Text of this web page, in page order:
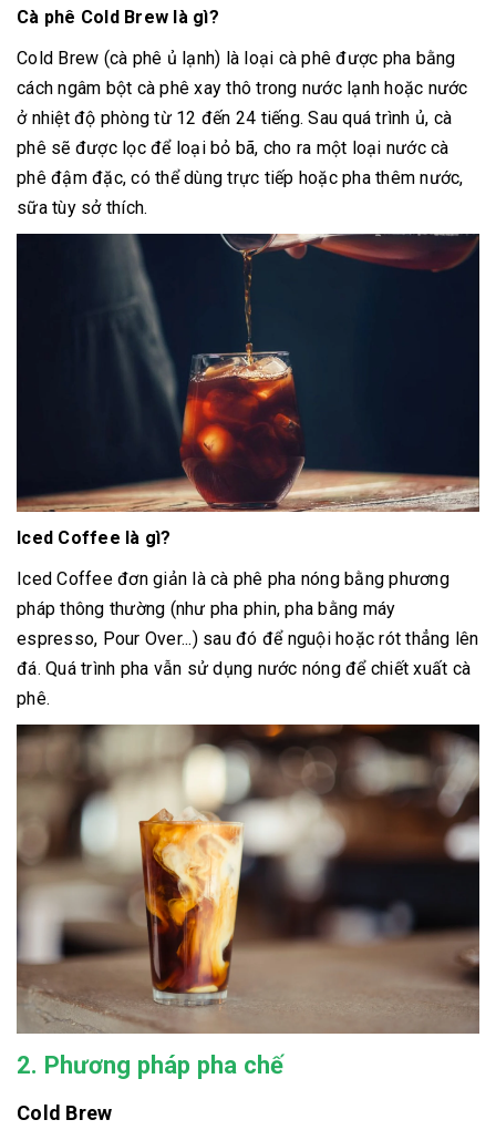
Cà phê Cold Brew là gì?
Cold Brew (cà phê ủ lạnh) là loại cà phê được pha bằng
cách ngâm bột cà phê xay thô trong nước lạnh hoặc nước
ở nhiệt độ phòng từ 12 đến 24 tiếng. Sau quá trình ủ, cà
phê sẽ được lọc để loại bỏ bã, cho ra một loại nước cà
phê đậm đặc, có thể dùng trực tiếp hoặc pha thêm nước,
sữa tùy sở thích.
Iced Coffee là gì?
Iced Coffee đơn giản là cà phê pha nóng bằng phương
pháp thông thường (như pha phin, pha bằng máy
espresso, Pour Over...) sau đó để nguội hoặc rót thẳng lên
đá. Quá trình pha vẫn sử dụng nước nóng để chiết xuất cà
phê.
2. Phương pháp pha chế
Cold Brew